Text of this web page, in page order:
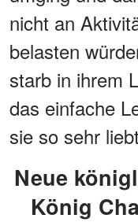
nicht an
belasten
starb in ihrem
das einfache
sie so sehr
Neue königliche Titel, nachdem
König